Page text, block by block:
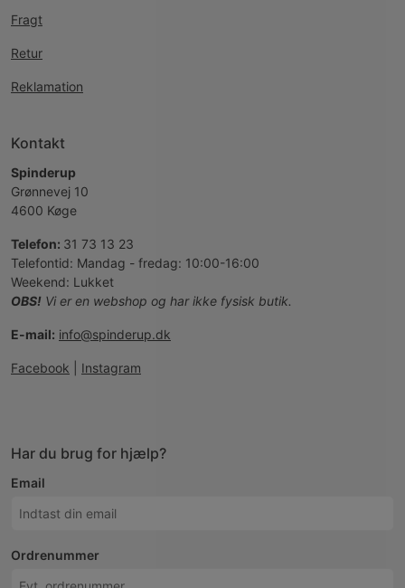
Fragt
Retur
Reklamation
Kontakt
Spinderup
Grønnevej 10
4600 Køge
Telefon: 31 73 13 23
Telefontid: Mandag - fredag: 10:00-16:00
Weekend: Lukket
OBS! Vi er en webshop og har ikke fysisk butik.
E-mail: info@spinderup.dk
Facebook Instagram
Har du brug for hjælp?
Email
Ordrenummer